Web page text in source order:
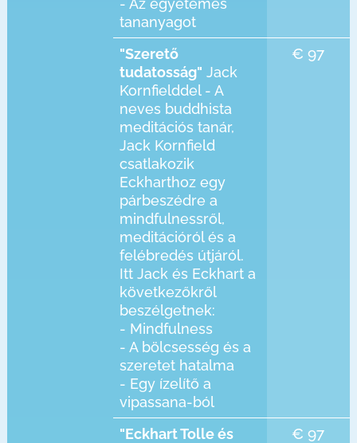
- Az egyetemes
tananyagot
"Szerető
tudatosság" Jack
Kornfielddel - A
neves buddhista
meditációs tanár,
Jack Kornfield
csatlakozik
Eckharthoz egy
párbeszédre a
mindfulnessről,
meditációról és a
felébredés útjáról.
Itt Jack és Eckhart a
következőkről
beszélgetnek:
- Mindfulness
- A bölcsesség és a
szeretet hatalma
- Egy ízelítő a
vipassana-ból
€ 97
"Eckhart Tolle és
€ 97